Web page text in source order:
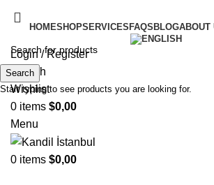
HOMESHOPSERVICES FAQS BLOGABOUT
Login / Register
Search
Wishlist
0 items $0,00
Menu
0 items $0,00
Search
Start typing to see products you are looking for.